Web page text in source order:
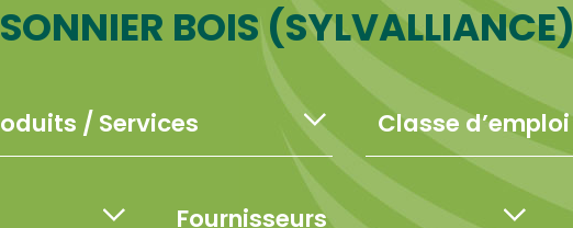
SONNIER BOIS (SYLVALLIANCE)